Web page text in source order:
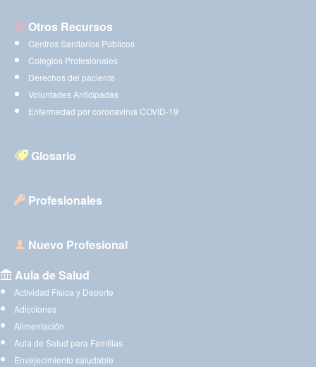
Otros Recursos
Centros Sanitarios Públicos
Colegios Profesionales
Derechos del paciente
Voluntades Anticipadas
Enfermedad por coronavirus COVID-19
Glosario
Profesionales
Nuevo Profesional
Aula de Salud
Actividad Física y Deporte
Adicciones
Alimentación
Aula de Salud para Familias
Envejecimiento saludable